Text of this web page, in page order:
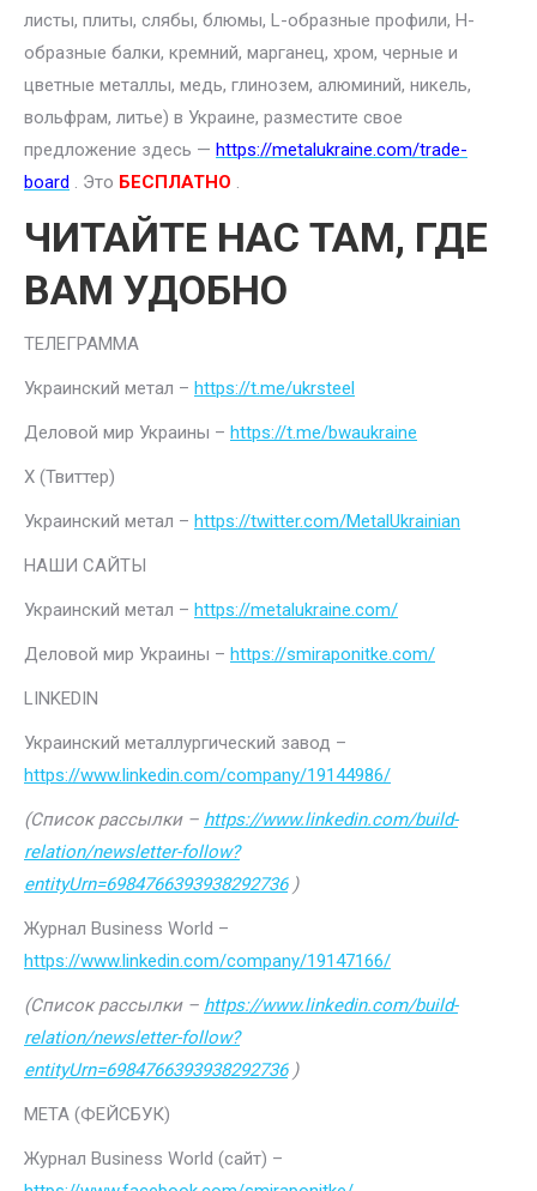
листы, плиты, слябы, блюмы, L-образные профили, H-
образные балки, кремний, марганец, хром, черные и
цветные металлы, медь, глинозем, алюминий, никель,
вольфрам, литье) в Украине, разместите свое
предложение здесь — https://metalukraine.com/trade-
board . Это БЕСПЛАТНО .
ЧИТАЙТЕ НАС ТАМ, ГДЕ
ВАМ УДОБНО
ТЕЛЕГРАММА
Украинский метал – https://t.me/ukrsteel
Деловой мир Украины – https://t.me/bwaukraine
Х (Твиттер)
Украинский метал – https://twitter.com/MetalUkrainian
НАШИ САЙТЫ
Украинский метал – https://metalukraine.com/
Деловой мир Украины – https://smiraponitke.com/
LINKEDIN
Украинский металлургический завод –
https://www.linkedin.com/company/19144986/
(Список рассылки – https://www.linkedin.com/build-
relation/newsletter-follow?
entityUrn=6984766393938292736)
Журнал Business World –
https://www.linkedin.com/company/19147166/
(Список рассылки – https://www.linkedin.com/build-
relation/newsletter-follow?
entityUrn=6984766393938292736)
МЕТА (ФЕЙСБУК)
Журнал Business World (сайт) –